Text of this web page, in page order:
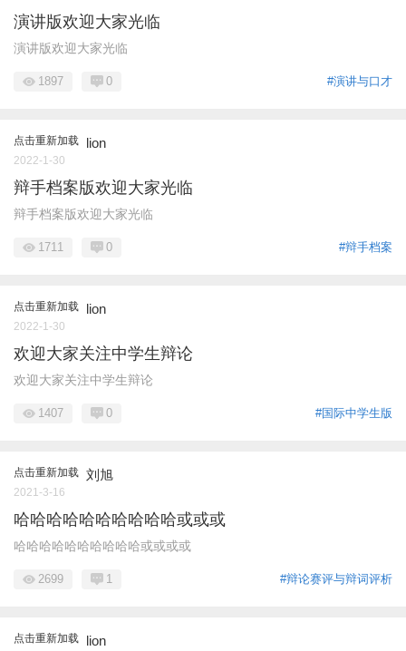
演讲版欢迎大家光临
演讲版欢迎大家光临
#演讲与口才
1897 0
点击重新加载 lion
2022-1-30
辩手档案版欢迎大家光临
辩手档案版欢迎大家光临
#辩手档案
1711 0
点击重新加载 lion
2022-1-30
欢迎大家关注中学生辩论
欢迎大家关注中学生辩论
#国际中学生版
1407 0
点击重新加载 刘旭
2021-3-16
哈哈哈哈哈哈哈哈哈哈或或或
哈哈哈哈哈哈哈哈哈哈或或或或
#辩论赛评与辩词评析
2699 1
点击重新加载 lion